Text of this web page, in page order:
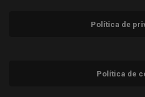
Política de
Política de